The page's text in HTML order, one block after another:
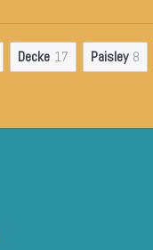
Decke 17 Paisley 8